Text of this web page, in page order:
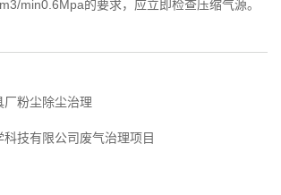
min0.6Mpa的要求，应立即检查压缩气源。
厂粉尘除尘治理
科技有限公司废气治理项目